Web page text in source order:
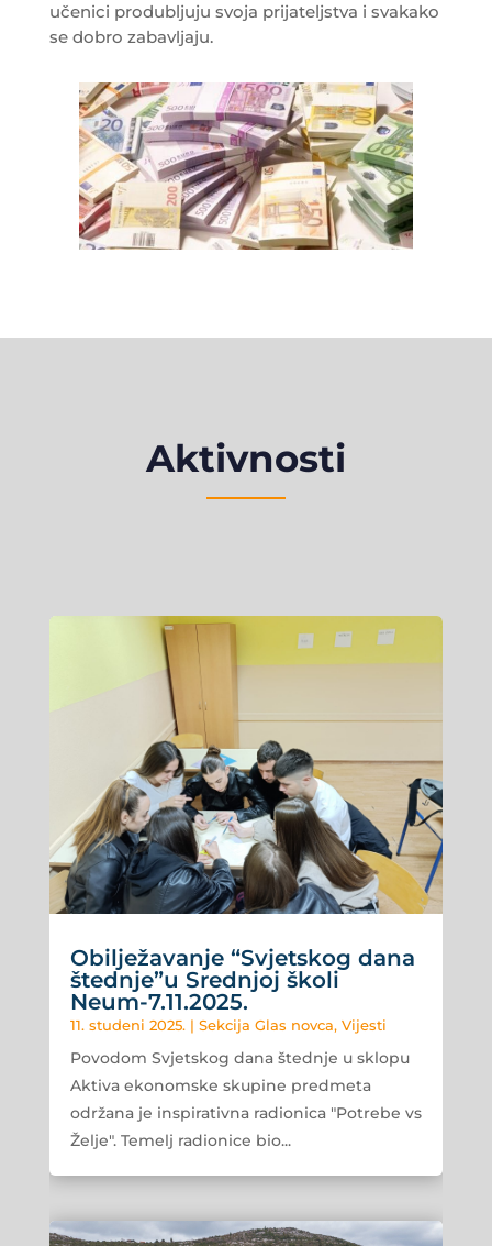
učenici produbljuju svoja prijateljstva i svakako
se dobro zabavljaju.
Aktivnosti
Obilježavanje “Svjetskog dana
štednje”u Srednjoj školi
Neum-7.11.2025.
11. studeni 2025.| Sekcija Glas novca, Vijesti
Povodom Svjetskog dana štednje u sklopu
Aktiva ekonomske skupine predmeta
održana je inspirativna radionica "Potrebe vs
Želje". Temelj radionice bio...